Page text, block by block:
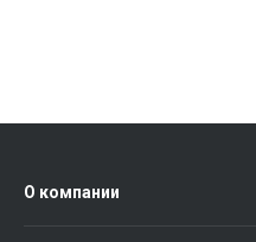
О компании